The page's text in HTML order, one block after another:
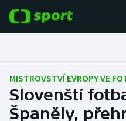
Fotbal
Hokej
MISTROVSTVÍ EVROPY VE
Slovenští
Španěly,